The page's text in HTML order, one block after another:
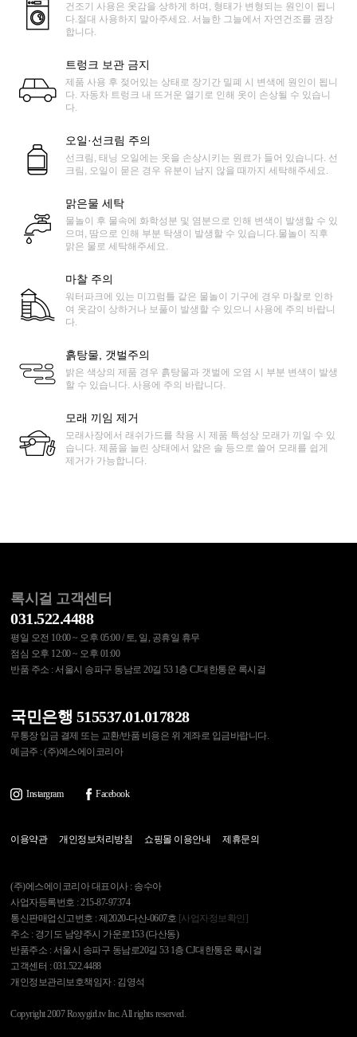
건조기 사용은 옷감을 상하게 하며, 형태가 변형되는 원인이 됩니
다.절대 사용하지 말아주세요. 서늘한 그늘에서 자연건조를 권장
합니다.
트렁크 보관 금지
제품 사용 후 젖어있는 상태로 장기간 밀폐 시 변색에 원인이 됩니
다. 자동차 트렁크 내 뜨거운 열기로 인해 옷이 손상될 수 있습니
다.
오일·선크림 주의
선크림, 태닝 오일에는 옷을 손상시키는 원료가 들어 있습니다. 선
크림, 오일이 묻은 경우 유분이 남지 않을 때까지 세탁해주세요.
맑은물 세탁
물놀이 후 물속에 화학성분 및 염분으로 인해 변색이 발생할 수 있
으며, 땀으로 인해 부분 탁생이 발생할 수 있습니다.물놀이 직후
맑은 물로 세탁해주세요.
마찰 주의
워터파크에 있는 미끄럼틀 같은 물놀이 기구에 경우 마찰로 인하
여 옷감이 상하거나 보풀이 발생할 수 있으니 사용에 주의 바랍니
다.
흙탕물, 갯벌주의
밝은 색상의 제품 경우 흙탕물과 갯벌에 오염 시 부분 변색이 발생
할 수 있습니다. 사용에 주의 바랍니다.
모래 끼임 제거
모래사장에서 래쉬가드를 착용 시 제품 특성상 모래가 끼일 수 있
습니다. 제품을 늘린 상태에서 얇은 솔 등으로 쓸어 모래를 쉽게
제거가 가능합니다.
록시걸 고객센터
031.522.4488
평일 오전 10:00 ~ 오후 05:00 / 토, 일, 공휴일 휴무
점심 오후 12:00 ~ 오후 01:00
반품 주소 : 서울시 송파구 동남로 20길 53 1층 CJ대한통운 록시걸
국민은행 515537.01.017828
무통장 입금 결제 또는 교환/반품 비용은 위 계좌로 입금바랍니다.
예금주 : (주)에스에이코리아
Instargram Facebook
이용약관 개인정보처리방침 쇼핑몰 이용안내 제휴문의
(주)에스에이코리아 대표이사 : 송수아
사업자등록번호 : 215-87-97374
통신판매업신고번호 : 제2020-다산-0607호 [사업자정보확인]
주소 : 경기도 남양주시 가운로153 (다산동)
반품주소 : 서울시 송파구 동남로20길 53 1층 CJ대한통운 록시걸
고객센터 : 031.522.4488
개인정보관리보호책임자 : 김영석
Copyright 2007 Roxygirl.tv Inc. All rights reserved.